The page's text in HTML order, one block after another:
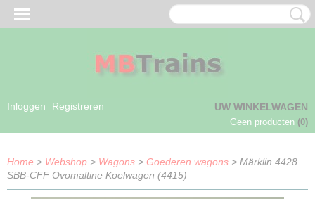
Inloggen Registreren UW WINKELWAGEN
Geen producten (0)
Home > Webshop > Wagons > Goederen wagons > Märklin 4428
SBB-CFF Ovomaltine Koelwagen (4415)